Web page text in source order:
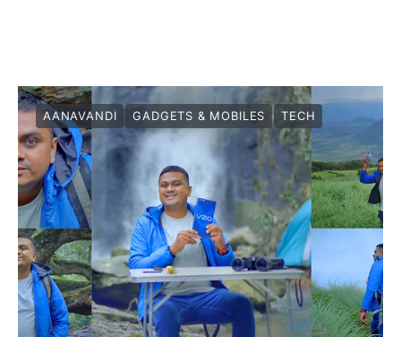
AANAVANDI GADGETS & MOBILES TECH